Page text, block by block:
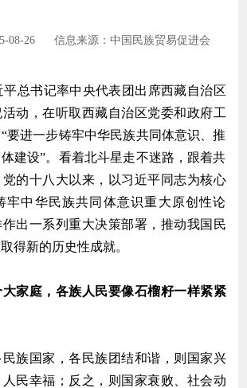
08-26 信息来源：中国民族贸易促进会
平总书记率中央代表团出席西藏自治区
活动，在听取西藏自治区党委和政府工
要进一步铸牢中华民族共同体意识、推
建设”。看着北斗星走不迷路，跟着共
的十八大以来，以习近平同志为核心
牢中华民族共同体意识重大原创性论
作出一系列重大决策部署，推动我国民
得新的历史性成就。
家庭，各族人民要像石榴籽一样紧紧
族国家，各民族团结和谐，则国家兴
民幸福；反之，则国家衰败、社会动